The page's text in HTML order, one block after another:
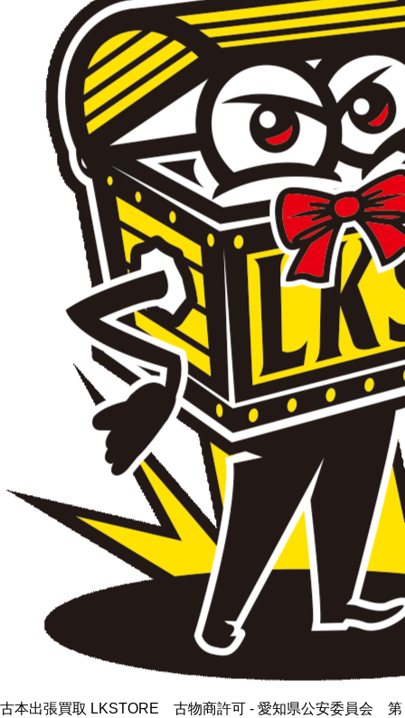
古本出張買取 LKSTORE 古物商許可 - 愛知県公安委員会 第